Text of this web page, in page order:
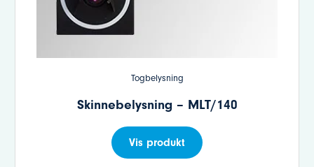
Togbelysning
Skinnebelysning – MLT/140
Vis produkt